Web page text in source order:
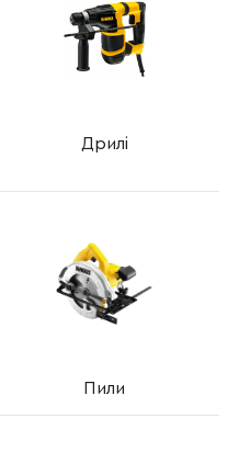
Дрилі
Пили